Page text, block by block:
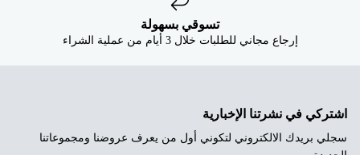
تسوقي بسهولة
إرجاع مجاني للطلبات خلال 3 أيام من عملية الشراء
اشتركي في نشرتنا الإخبارية
سجلي بريدك الالكتروني لتكوني أول من يعرف عروضنا ومجموعاتنا